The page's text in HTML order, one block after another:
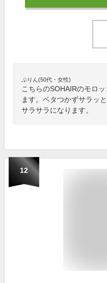
ぷりん(50代・女性)
こちらのSOHAIRのモロ
ます。ベタつかずサラッ
サラサラになります。
12